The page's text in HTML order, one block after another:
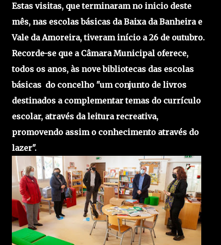
Estas visitas, que terminaram no inicio deste
mês, nas escolas básicas da Baixa da Banheira e
Vale da Amoreira, tiveram início a 26 de outubro.
Recorde-se que a Câmara Municipal oferece,
todos os anos, às nove bibliotecas das escolas
básicas do concelho "um conjunto de livros
destinados a complementar temas do currículo
escolar, através da leitura recreativa,
promovendo assim o conhecimento através do
lazer".